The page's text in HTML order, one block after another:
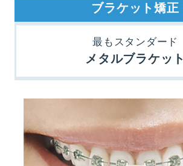
ブラケット矯正
最もスタンダード
メタルブラケット